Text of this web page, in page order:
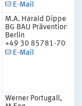
E-Mail
M.A. Harald Dippe
BG BAU Prävention
Berlin
+49 30 85781-702
E-Mail
Werner Portugall,